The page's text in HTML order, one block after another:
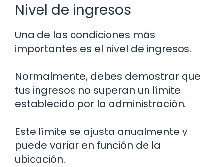
Nivel de ingresos
Una de las condiciones más
importantes es el nivel de ingresos.
Normalmente, debes demostrar que
tus ingresos no superan un límite
establecido por la administración.
Este límite se ajusta anualmente y
puede variar en función de la
ubicación.